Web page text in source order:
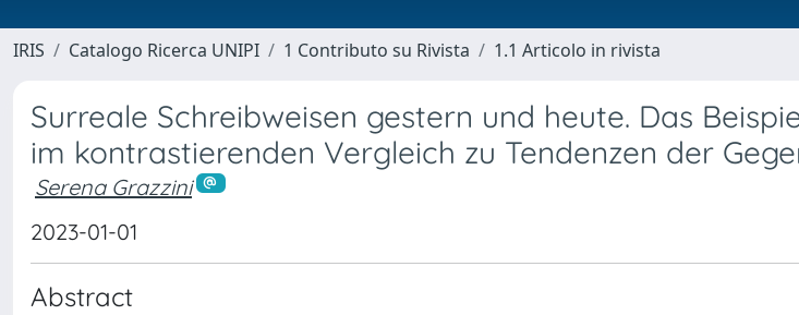
IRIS Catalogo Ricerca UNIPI 1 Contributo su Rivista 1.1 Articolo in rivista
Surreale Schreibweisen gestern und heute. Das
im kontrastierenden Vergleich zu Tendenzen der
Serena Grazzini
2023-01-01
Abstract